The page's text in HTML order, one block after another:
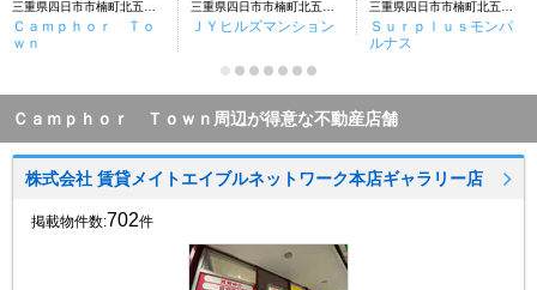
Ｃａｍｐｈｏｒ Ｔｏ
ｗｎ
ＪＹヒルズマンション
Ｓｕｒｐｌｕｓモンパ
ルナス
Ｃａｍｐｈｏｒ Ｔｏｗｎ周辺が得意な不動産店舗
株式会社 賃貸メイトエイブルネットワーク本店ギャラリー店
掲載物件数:702件